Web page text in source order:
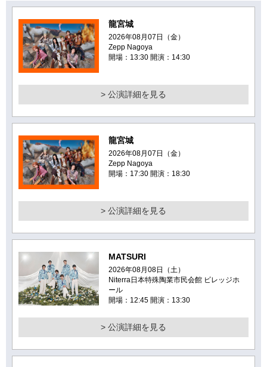
龍宮城
2026年08月07日（金）
Zepp Nagoya
開場：13:30 開演：14:30
> 公演詳細を見る
龍宮城
2026年08月07日（金）
Zepp Nagoya
開場：17:30 開演：18:30
> 公演詳細を見る
MATSURI
2026年08月08日（土）
Niterra日本特殊陶業市民会館 ビレッジホ
ール
開場：12:45 開演：13:30
> 公演詳細を見る